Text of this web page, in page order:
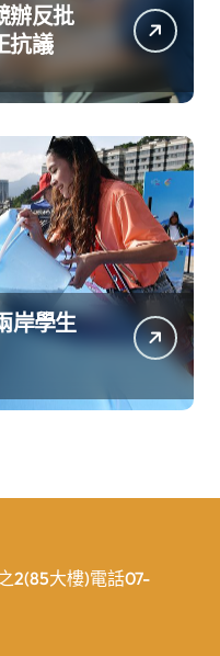
辦反批
抗議
岸學生
2(85大樓)電話07-